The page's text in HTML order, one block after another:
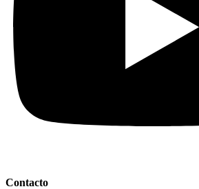
Contacto